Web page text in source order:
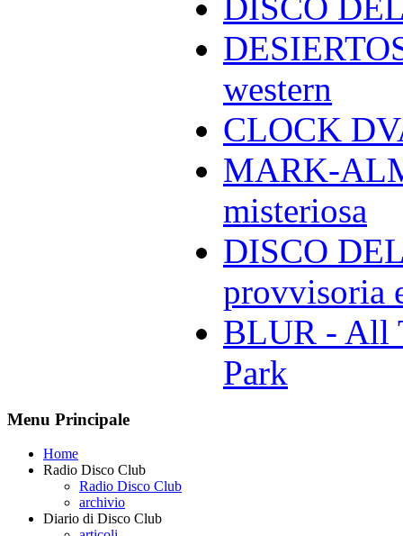
western
CLOCK
MARK-
misteriosa
DISCO
provvisoria
BLUR - All
Park
Menu Principale
Home
Radio Disco Club
Radio Disco Club
archivio
Diario di Disco Club